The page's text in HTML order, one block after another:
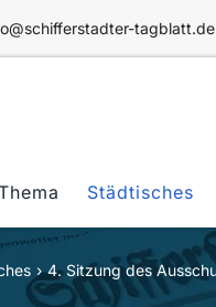
tagblatt.de
Städtisches
4. Sitzung des